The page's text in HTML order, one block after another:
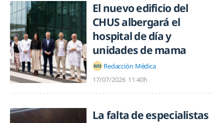
El nuevo edificio del
CHUS albergará el
hospital de día y
unidades de mama
Redacción Médica
17/07/2026 11:40h
La falta de especialistas